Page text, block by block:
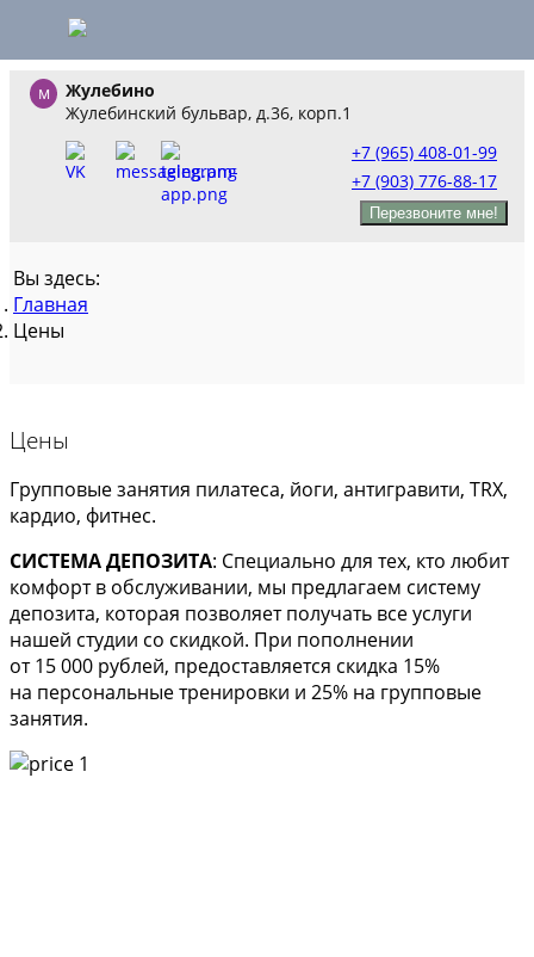
Жулебино
Жулебинский бульвар, д.36, корп.1
+7 (965) 408-01-99
+7 (903) 776-88-17
Перезвоните мне!
Вы здесь:
Главная
Цены
Цены
Групповые занятия пилатеса, йоги, антигравити, TRX,
кардио, фитнес.
СИСТЕМА ДЕПОЗИТА: Специально для тех, кто любит
комфорт в обслуживании, мы предлагаем систему
депозита, которая позволяет получать все услуги
нашей студии со скидкой. При пополнении
от 15 000 рублей, предоставляется скидка 15%
на персональные тренировки и 25% на групповые
занятия.